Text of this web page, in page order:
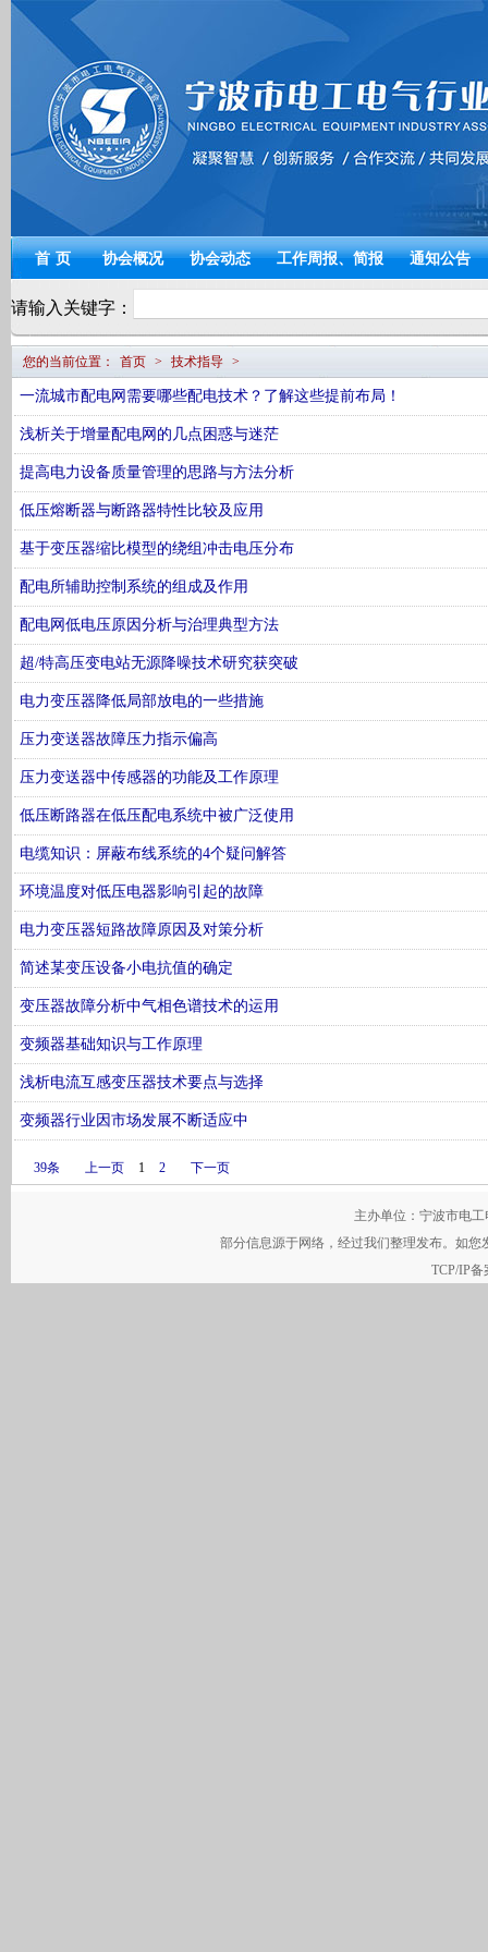
首页 协会概况 协会动态 工作周报、简报 通知公告
请输入关键字：
您的当前位置： 首页 > 技术指导 >
一流城市配电网需要哪些配电技术？了解这些提前布局！
浅析关于增量配电网的几点困惑与迷茫
提高电力设备质量管理的思路与方法分析
低压熔断器与断路器特性比较及应用
基于变压器缩比模型的绕组冲击电压分布
配电所辅助控制系统的组成及作用
配电网低电压原因分析与治理典型方法
超/特高压变电站无源降噪技术研究获突破
电力变压器降低局部放电的一些措施
压力变送器故障压力指示偏高
压力变送器中传感器的功能及工作原理
低压断路器在低压配电系统中被广泛使用
电缆知识：屏蔽布线系统的4个疑问解答
环境温度对低压电器影响引起的故障
电力变压器短路故障原因及对策分析
简述某变压设备小电抗值的确定
变压器故障分析中气相色谱技术的运用
变频器基础知识与工作原理
浅析电流互感变压器技术要点与选择
变频器行业因市场发展不断适应中
39条 上一页 1 2 下一页
主办单位：宁波市电工
部分信息源于网络，经过我们整理发布。如
TCP/IP备